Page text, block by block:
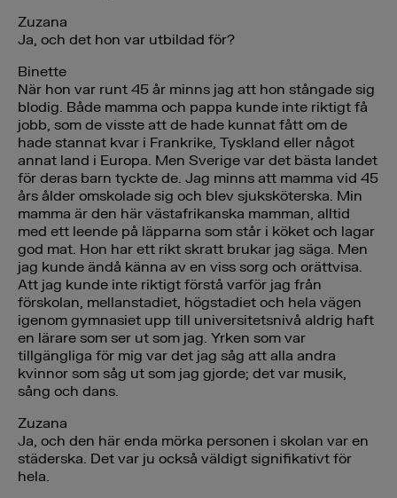
Zuzana
Ja, och det hon var utbildad för?
Binette
När hon var runt 45 år minns jag att hon stångade sig
blodig. Både mamma och pappa kunde inte riktigt få
jobb, som de visste att de hade kunnat fått om de
hade stannat kvar i Frankrike, Tyskland eller något
annat land i Europa. Men Sverige var det bästa landet
för deras barn tyckte de. Jag minns att mamma vid 45
års ålder omskolade sig och blev sjuksköterska. Min
mamma är den här västafrikanska mamman, alltid
med ett leende på läpparna som står i köket och lagar
god mat. Hon har ett rikt skratt brukar jag säga. Men
jag kunde ändå känna av en viss sorg och orättvisa.
Att jag kunde inte riktigt förstå varför jag från
förskolan, mellanstadiet, högstadiet och hela vägen
igenom gymnasiet upp till universitetsnivå aldrig haft
en lärare som ser ut som jag. Yrken som var
tillgängliga för mig var det jag såg att alla andra
kvinnor som såg ut som jag gjorde; det var musik,
sång och dans.
Zuzana
Ja, och den här enda mörka personen i skolan var en
städerska. Det var ju också väldigt signifikativt för
hela.